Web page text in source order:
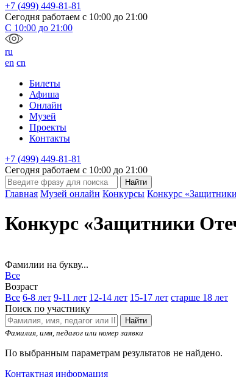
+7 (499) 449-81-81
Сегодня работаем с 10:00 до 21:00
С 10:00 до 21:00
ru
en cn
Билеты
Афиша
Онлайн
Музей
Проекты
Контакты
+7 (499) 449-81-81
Сегодня работаем с 10:00 до 21:00
Главная Музей онлайн Конкурсы Конкурс
Конкурс «Защитники
Фамилии на букву...
Все
Возраст
Все 6-8 лет 9-11 лет 12-14 лет 15-17 лет старше 18 лет
Поиск по участнику
Найти
Фамилия, имя, педагог или номер заявки
По выбранным параметрам результатов не найдено.
Контактная информация